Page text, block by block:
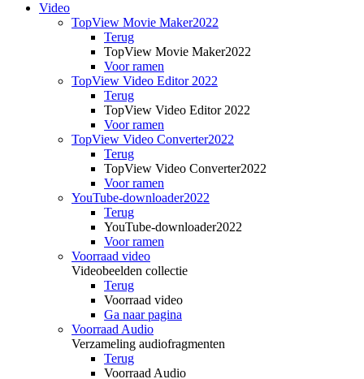
Video
TopView Movie Maker2022
Terug
TopView Movie Maker2022
Voor ramen
TopView Video Editor 2022
Terug
TopView Video Editor 2022
Voor ramen
TopView Video Converter2022
Terug
TopView Video Converter2022
Voor ramen
YouTube-downloader2022
Terug
YouTube-downloader2022
Voor ramen
Voorraad video
Videobeelden collectie
Terug
Voorraad video
Ga naar pagina
Voorraad Audio
Verzameling audiofragmenten
Terug
Voorraad Audio